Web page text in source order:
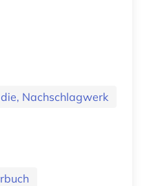
Nachschlagwerk